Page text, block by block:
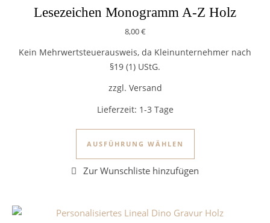
Lesezeichen Monogramm A-Z Holz
8,00€
Kein Mehrwertsteuerausweis, da Kleinunternehmer nach
§19 (1) UStG.
zzgl. Versand
Lieferzeit: 1-3 Tage
AUSFÜHRUNG WÄHLEN
Dieses Produkt